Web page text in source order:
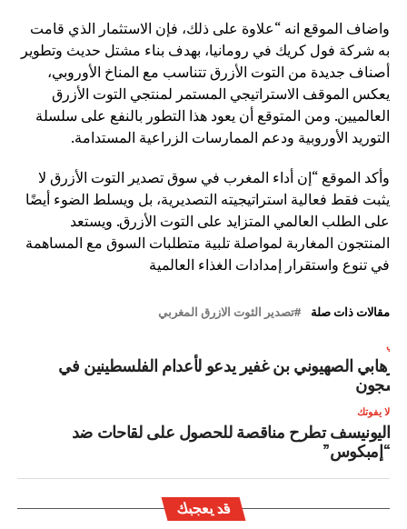
واضاف الموقع انه “علاوة على ذلك، فإن الاستثمار الذي قامت
به شركة فول كريك في رومانيا، بهدف بناء مشتل حديث وتطوير
أصناف جديدة من التوت الأزرق تتناسب مع المناخ الأوروبي،
يعكس الموقف الاستراتيجي المستمر لمنتجي التوت الأزرق
العالميين. ومن المتوقع أن يعود هذا التطور بالنفع على سلسلة
التوريد الأوروبية ودعم الممارسات الزراعية المستدامة.
وأكد الموقع “إن أداء المغرب في سوق تصدير التوت الأزرق لا
يثبت فقط فعالية استراتيجيته التصديرية، بل ويسلط الضوء أيضًا
على الطلب العالمي المتزايد على التوت الأزرق. ويستعد
المنتجون المغاربة لمواصلة تلبية متطلبات السوق مع المساهمة
في تنوع واستقرار إمدادات الغذاء العالمية
مقالات ذات صلة تصدير الثوت الازرق المغربي
الصهيوني بن غفير يدعو لأعدام الفلسطينين في
لا يفوتك
اليونيسف تطرح مناقصة للحصول على لقاحات ضد
“إمبكوس”
قد يعجبك